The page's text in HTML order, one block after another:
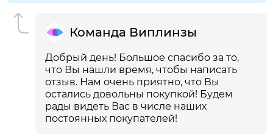
Команда Виплинзы
Добрый день! Большое спасибо за то,
что Вы нашли время, чтобы написать
отзыв. Нам очень приятно, что Вы
остались довольны покупкой! Будем
рады видеть Вас в числе наших
постоянных покупателей!